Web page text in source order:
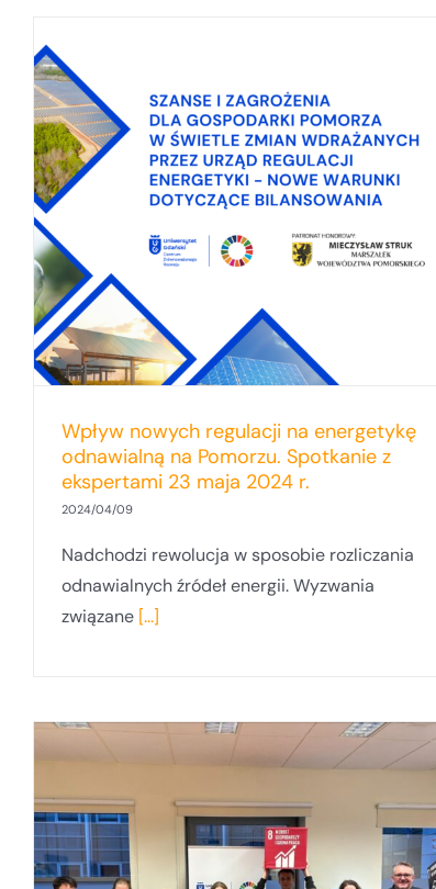
Wpływ nowych regulacji na energetykę
odnawialną na Pomorzu. Spotkanie z
ekspertami 23 maja 2024 r.
2024/04/09
Nadchodzi rewolucja w sposobie rozliczania
odnawialnych źródeł energii. Wyzwania
związane [...]
Uniwersytet Gdański i CZRUG na
Targach Edu Offshore Wind